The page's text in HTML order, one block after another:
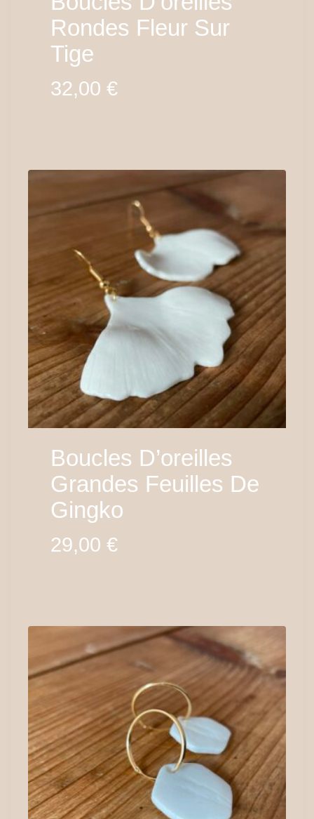
Rondes Fleur Sur
Tige
32,00 €
Boucles D’oreilles
Grandes Feuilles De
Gingko
29,00 €